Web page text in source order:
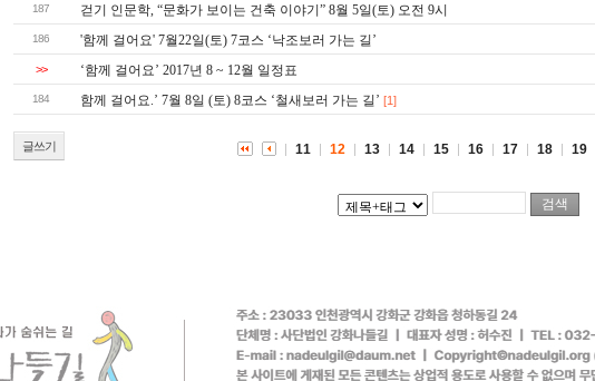
187 걷기 인문학, “문화가 보이는 건축 이야기” 8월 5일(토) 오전 9시
186 '함께 걸어요' 7월22일(토) 7코스 ‘낙조보러 가는 길’
>> ‘함께 걸어요’ 2017년 8 ~ 12월 일정표
184 함께 걸어요.’ 7월 8일 (토) 8코스 ‘철새보러 가는 길’ [1]
글쓰기 11 12 13 14 15 16 17 18 19